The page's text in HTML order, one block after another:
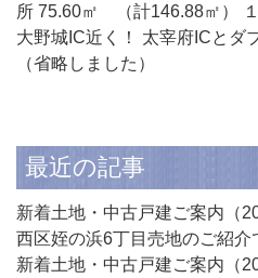
所 75.60㎡ （計146.88㎡）
大野城IC近く！ 太宰府ICとダ
（省略しました）
最近の記事
新着土地・中古戸建ご案内（
西区姪の浜6丁目売地のご紹介
新着土地・中古戸建ご案内（